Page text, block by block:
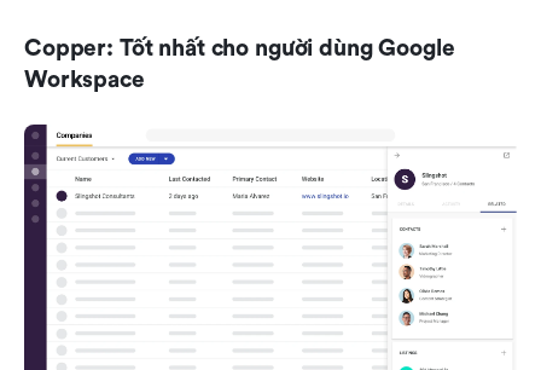
Copper: Tốt nhất cho người dùng Google
Workspace